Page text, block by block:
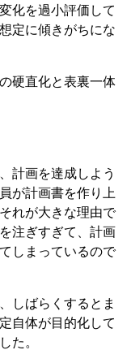
化を過小評価して
定に傾きがちにな
硬直化と表裏一体
計画を達成しよう
が計画書を作り上
れが大きな理由で
注ぎすぎて、計画
しまっているので
しばらくするとま
自体が目的化して
た。